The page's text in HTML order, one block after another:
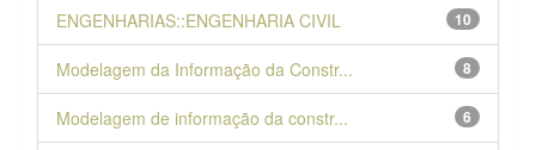
10
ENGENHARIAS::ENGENHARIA CIVIL
8
Modelagem da Informação da Constr...
6
Modelagem de informação da constr...